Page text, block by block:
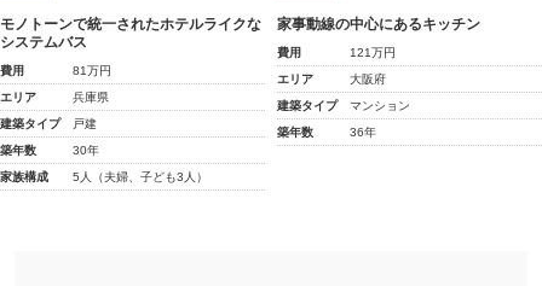
モノトーンで統一されたホテルライクな
システムバス
費用
81万円
エリア
兵庫県
建築タイプ
戸建
築年数
30年
家族構成
5人（夫婦、子ども3人）
家事動線の中心にあるキッチン
費用
121万円
エリア
大阪府
建築タイプ
マンション
築年数
36年